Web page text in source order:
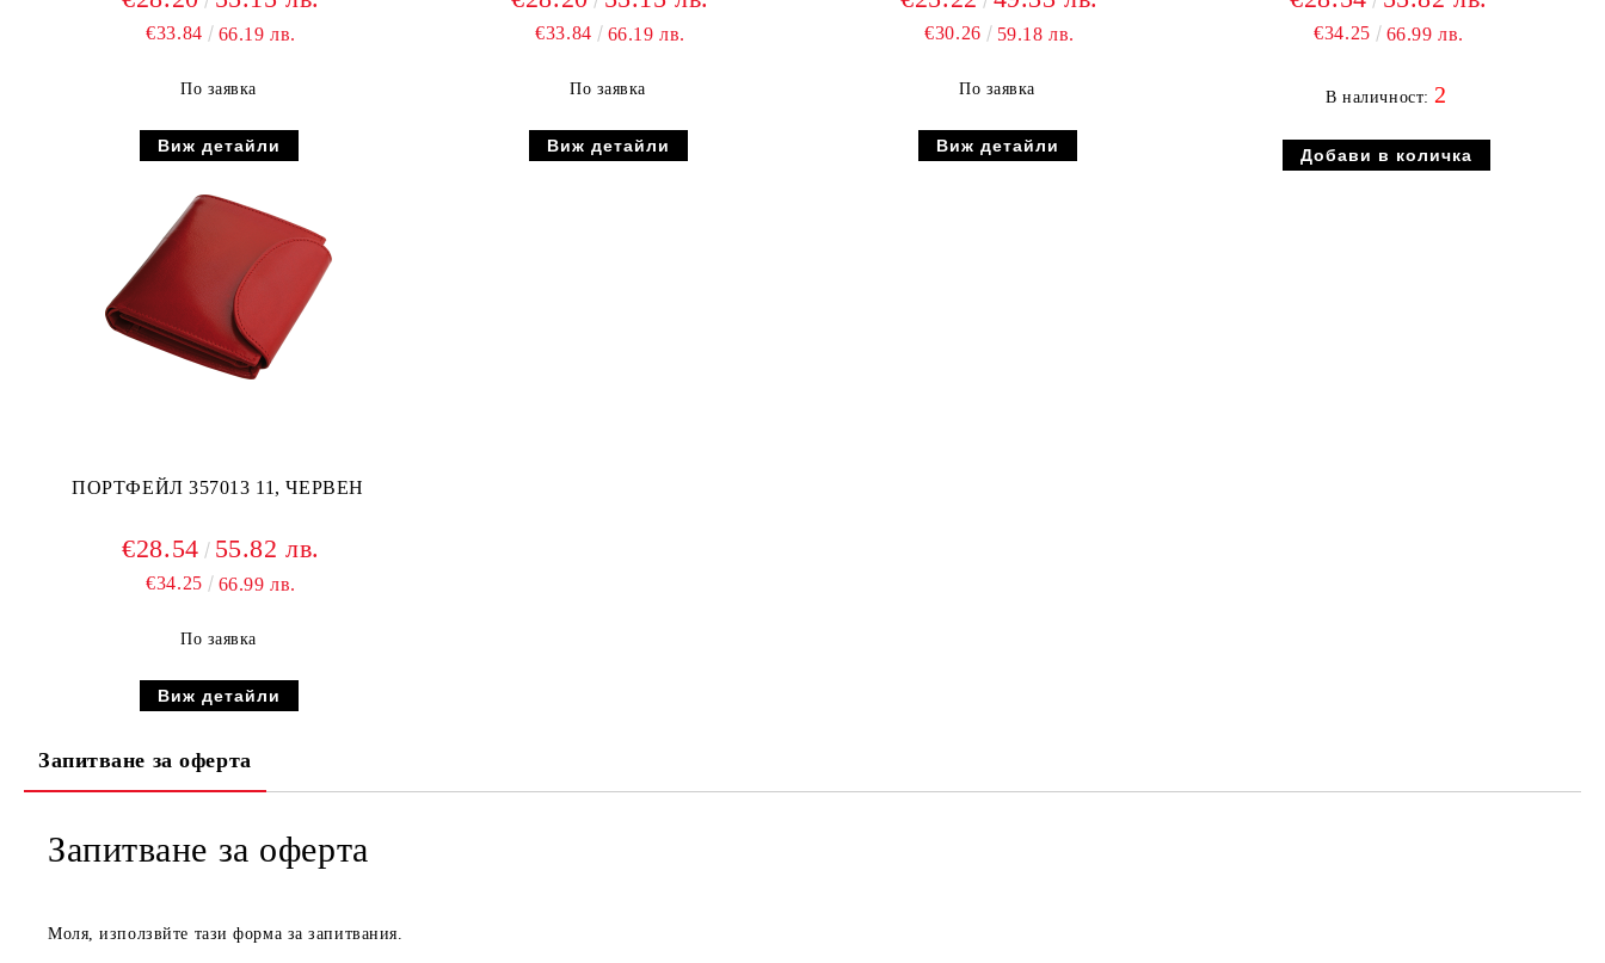
€33.84 66.19 лв.
По заявка
Виж детайли
€33.84 66.19 лв.
По заявка
Виж детайли
€30.26 59.18 лв.
По заявка
Виж детайли
€34.25 66.99 лв.
В наличност:2
ПОРТФЕЙЛ 357013 11, ЧЕРВЕН
€28.54 55.82 лв.
€34.25 66.99 лв.
По заявка
Виж детайли
Запитване за оферта
Запитване за оферта
Моля, използвйте тази форма за запитвания.